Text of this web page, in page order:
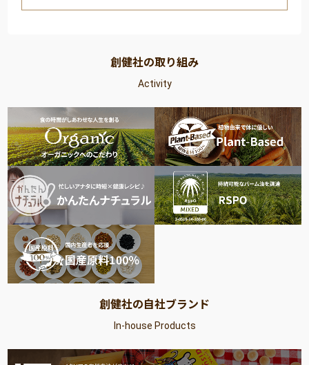
創健社の取り組み
Activity
創健社の自社ブランド
In-house Products